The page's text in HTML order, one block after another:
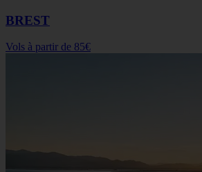
BREST
Vols à partir de 85€